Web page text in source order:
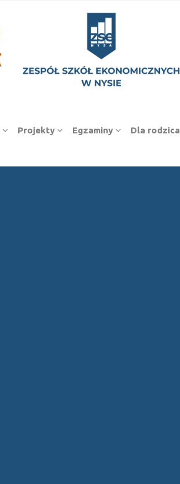
Projekty Egzaminy Dla rodzica